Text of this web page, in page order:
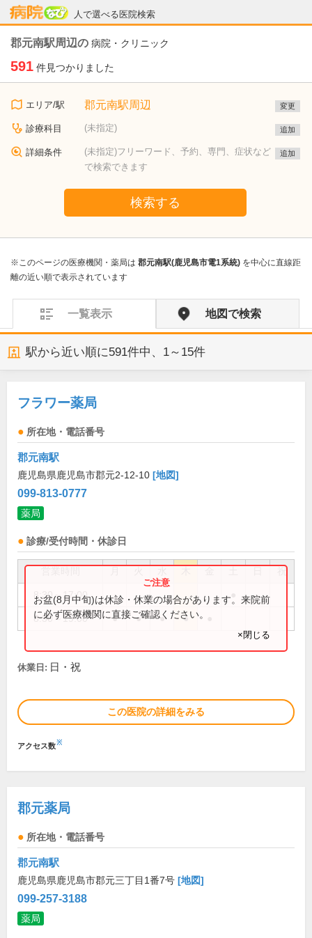
人で選べる医院検索
病院なび
郡元南駅周辺の 病院・クリニック
591 件見つかりました
エリア/駅 郡元南駅周辺 変更
診療科目 (未指定) 追加
詳細条件
(未指定)フリーワード、予約、専門、症状など
で検索できます
追加
検索する
※このページの医療機関・薬局は 郡元南駅(鹿児島市電1系統) を中心に直線距
離の近い順で表示されています
一覧表示 地図で検索
駅から近い順に591件中、 1～15件
フラワー薬局
所在地・電話番号
郡元南駅
鹿児島県鹿児島市郡元2-12-10 [地図]
099-813-0777
薬局
診療/受付時間・休診日
祝
8:30～17:00
8:30～19:00 ● ● ● ●
お盆(8月中旬)は休診・休業の場合があります。来院前
に必ず医療機関に直接ご確認ください。
×閉じる
休業日: 日・祝
この医院の詳細をみる
アクセス数※
郡元薬局
所在地・電話番号
郡元南駅
鹿児島県鹿児島市郡元三丁目1番7号 [地図]
099-257-3188
薬局